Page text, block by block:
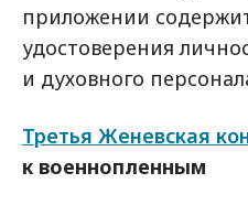
приложении
удостоверения
и духовного
Третья Женевская
к военнопленным